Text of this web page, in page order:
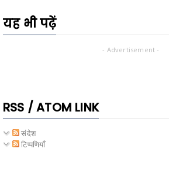
यह भी पढ़ें
- Advertisement -
RSS / ATOM LINK
संदेश
टिप्पणियाँ